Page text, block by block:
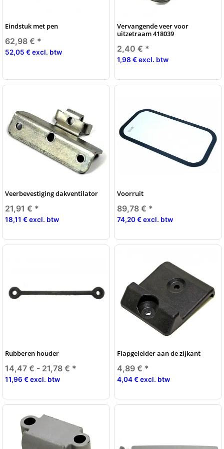
Eindstuk met pen
62,98 € *
52,05 € excl. btw
Vervangende veer voor
uitzetraam 418039
2,40 € *
1,98 € excl. btw
Veerbevestiging dakventilator
21,91 € *
18,11 € excl. btw
Voorruit
89,78 € *
74,20 € excl. btw
Rubberen houder
14,47 € - 21,78 € *
11,96 € excl. btw
Flapgeleider aan de zijkant
4,89 € *
4,04 € excl. btw